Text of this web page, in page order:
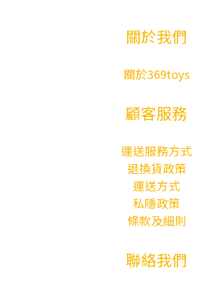
關於我們
關於369toys
顧客服務
運送服務方式
退換貨政策
運送方式
私隱政策
條款及細則
聯絡我們